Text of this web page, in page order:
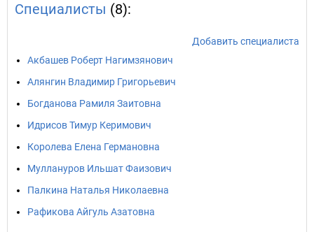
Специалисты (8):
Добавить специалиста
Акбашев Роберт Нагимзянович
Алянгин Владимир Григорьевич
Богданова Рамиля Заитовна
Идрисов Тимур Керимович
Королева Елена Германовна
Муллануров Ильшат Фаизович
Палкина Наталья Николаевна
Рафикова Айгуль Азатовна